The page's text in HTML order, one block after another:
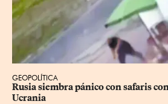
GEOPOLÍTICA
Rusia siembra pánico con safaris
Ucrania